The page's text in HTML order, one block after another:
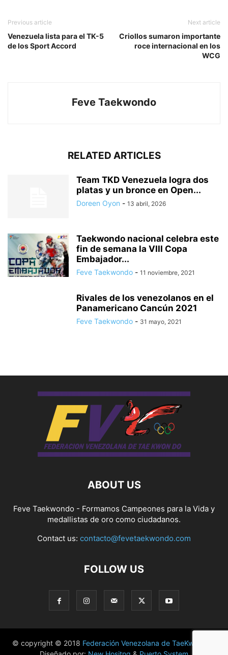
Previous article
Venezuela lista para el TK-5
de los Sport Accord
Next article
Criollos sumaron importante
roce internacional en los
WCG
Feve Taekwondo
RELATED ARTICLES
Team TKD Venezuela logra dos
platas y un bronce en Open...
Doreen Oyon - 13 abril, 2026
Taekwondo nacional celebra este
fin de semana la VIII Copa
Embajador...
Feve Taekwondo - 11 noviembre, 2021
Rivales de los venezolanos en el
Panamericano Cancún 2021
Feve Taekwondo - 31 mayo, 2021
ABOUT US
Feve Taekwondo - Formamos Campeones para la Vida y
medallistas de oro como ciudadanos.
Contact us: contacto@fevetaekwondo.com
FOLLOW US
© copyright © 2018 Federación Venezolana de TaeKwonDo